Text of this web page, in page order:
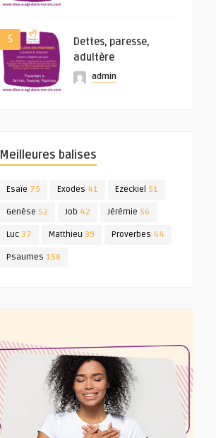
5
Dettes, paresse,
adultère
admin
Meilleures balises
Esaïe 75 Exodes 41 Ezeckiel 51
Genèse 52 Job 42 Jérémie 56
Luc 37 Matthieu 39 Proverbes 44
Psaumes 158